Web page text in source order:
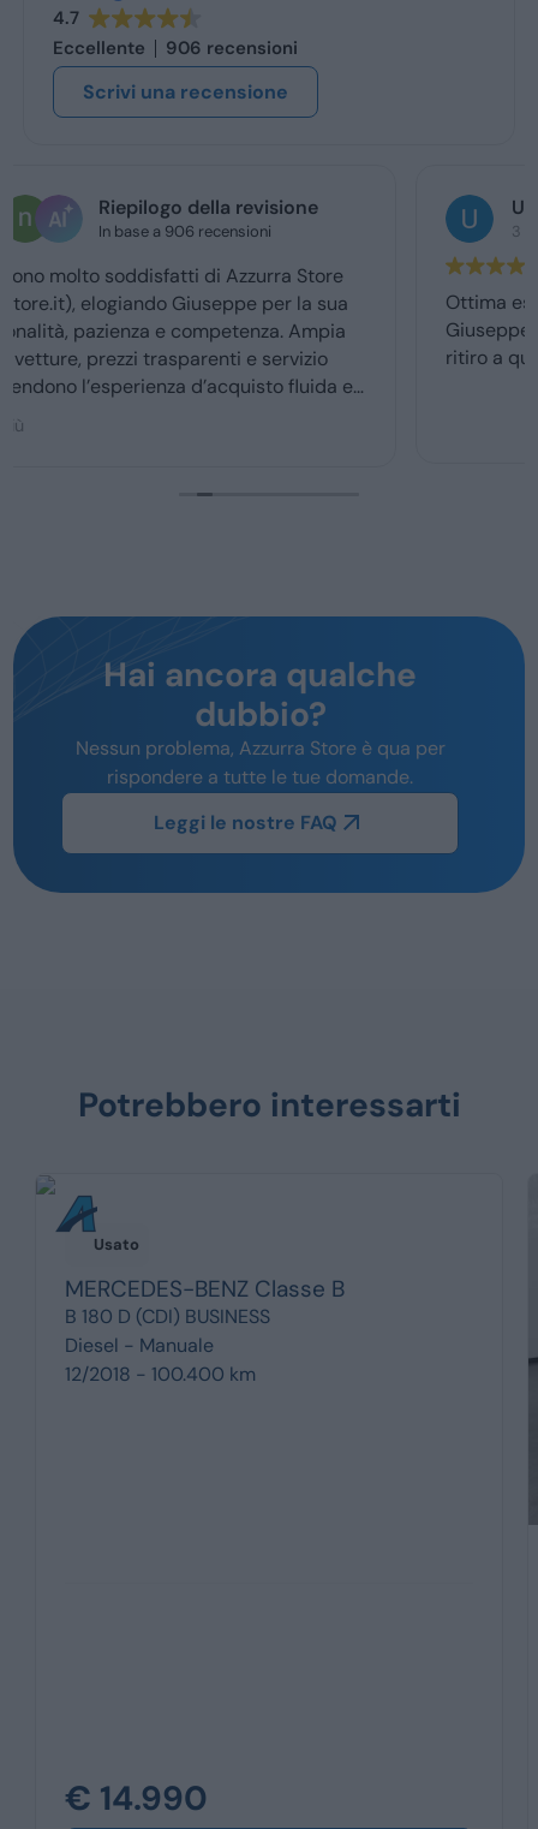
4.7
Eccellente
906 recensioni
Scrivi una recensione
Ugo Brescia
3 giorni fa
Ottima esperienza con la vs concessionaria.
Giuseppe mi ha coccolato dal momenyo del
ritiro a quello della consegna . Grazie davvero
Hai ancora qualche
dubbio?
Nessun problema, Azzurra Store è qua per
rispondere a tutte le tue domande.
Leggi le nostre FAQ
Potrebbero interessarti
Usato
MERCEDES-BENZ Classe B
B 180 D (CDI) BUSINESS
Diesel - Manuale
12/2018 - 100.400 km
€ 14.990